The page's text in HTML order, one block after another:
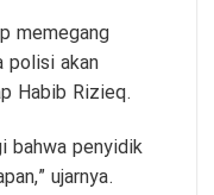
memegang
polisi akan
Habib Rizieq.
bahwa penyidik
ujarnya.